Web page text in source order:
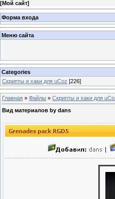
[Мой сайт]
Форма входа
Меню сайта
Categories
Скрипты и хаки для uCoz [226]
Главная » Файлы » Скрипты и хаки для
Вид материалов by dans